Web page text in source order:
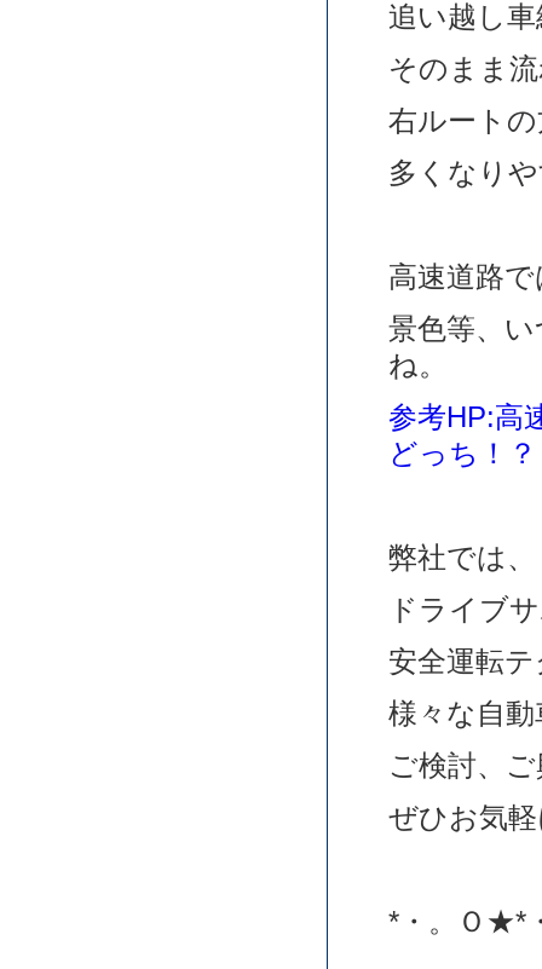
追い越し
そのまま
右ルート
多くなり
高速道路
景色等、
ね。
参考HP:高
どっち！？
弊社では、
ドライブ
安全運転
様々な自
ご検討、
ぜひお気
*・。Ｏ★*